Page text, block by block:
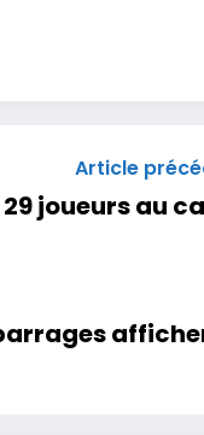
Article
joueurs au